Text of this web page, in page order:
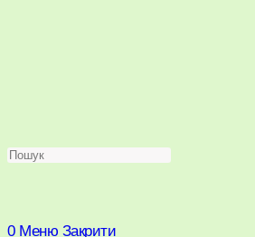
0 Меню Закрити